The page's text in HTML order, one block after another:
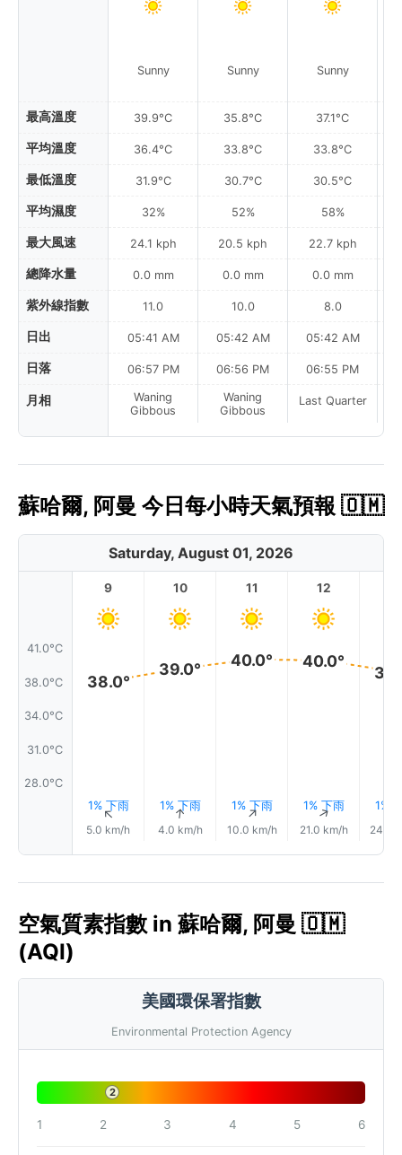
最高溫度
平均溫度
最低溫度
平均濕度
最大風速
總降水量
紫外線指數
日出
日落
月相
Sunny
39.9°C
36.4°C
31.9°C
32%
24.1 kph
0.0 mm
11.0
05:41 AM
06:57 PM
Waning
Gibbous
Sunny
35.8°C
33.8°C
30.7°C
52%
20.5 kph
0.0 mm
10.0
05:42 AM
06:56 PM
Waning
Gibbous
Sunny
37.1°C
33.8°C
30.5°C
58%
22.7 kph
0.0 mm
8.0
05:42 AM
06:55 PM
Last Quarter
蘇哈爾, 阿曼 今日每小時天氣預報 🇴🇲
Saturday, August 01, 2026
41.0°C
38.0°C
34.0°C
31.0°C
28.0°C
9
38.0°
1% 下雨
↑
5.0 km/h
10
39.0°
1% 下雨
↑
4.0 km/h
11
40.0°
1% 下雨
↑
10.0 km/h
12
40.0°
1% 下雨
↑
21.0 km/h
1%
24.0
空氣質素指數 in 蘇哈爾, 阿曼 🇴🇲
(AQI)
美國環保署指數
Environmental Protection Agency
2
1 2 3 4 5 6